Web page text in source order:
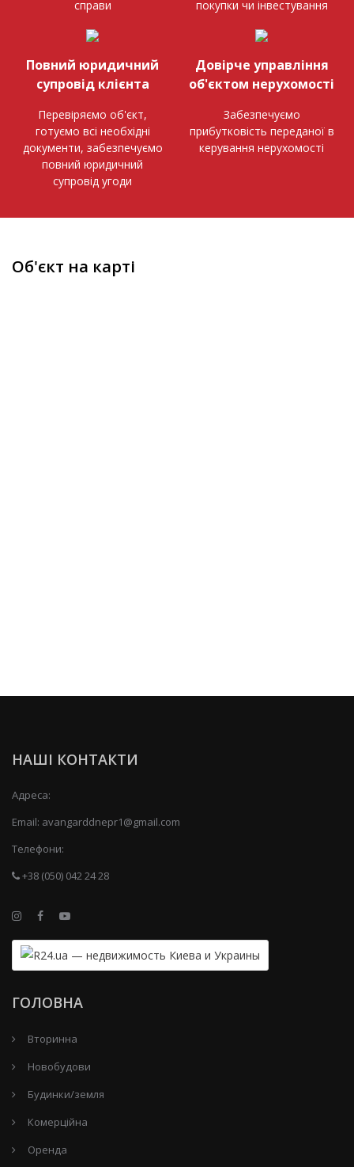
справи покупки чи інвестування
Повний юридичний
супровід клієнта
Перевіряємо об'єкт,
готуємо всі необхідні
документи, забезпечуємо
повний юридичний
супровід угоди
Довірче управління
об'єктом нерухомості
Забезпечуємо
прибутковість переданої в
керування нерухомості
Об'єкт на карті
НАШІ КОНТАКТИ
Адреса:
Email: avangarddnepr1@gmail.com
Телефони:
+38 (050) 042 24 28
ГОЛОВНА
Вторинна
Новобудови
Будинки/земля
Комерційна
Оренда